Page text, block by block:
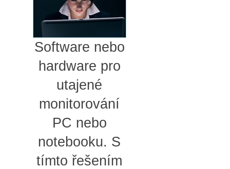
Software nebo
hardware pro
utajené
monitorování
PC nebo
notebooku. S
tímto řešením